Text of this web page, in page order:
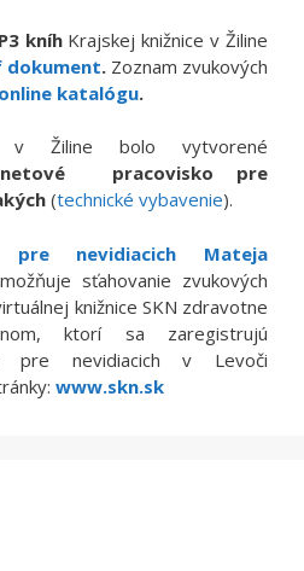
kníhKrajskej knižnice v Žiline
dokument. Zoznam zvukových
online katalógu.
v Žiline bolo vytvorené
pracovisko pre
(technické vybavenie).
pre nevidiacich Mateja
sťahovanie zvukových
knižnice SKN zdravotne
ktorí sa zaregistrujú
pre nevidiacich v Levoči
www.skn.sk